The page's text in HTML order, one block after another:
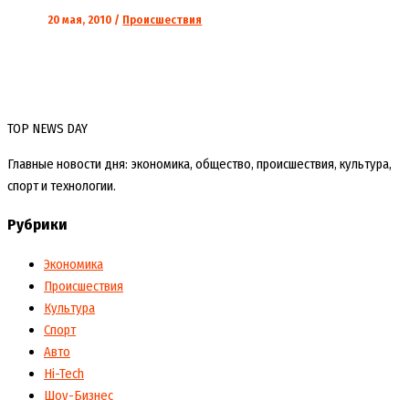
20 мая, 2010 / Происшествия
TOP NEWS DAY
Главные новости дня: экономика, общество, происшествия, культура,
спорт и технологии.
Рубрики
Экономика
Происшествия
Культура
Спорт
Авто
Hi-Tech
Шоу-Бизнес